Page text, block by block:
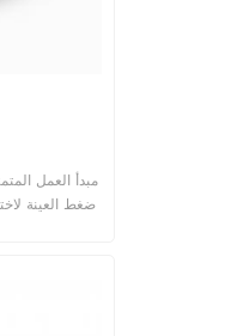
ضغط العينة